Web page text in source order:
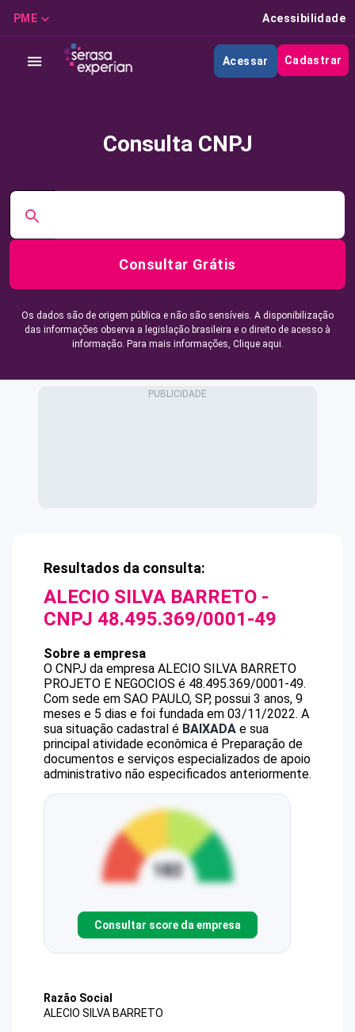
PME Acessibilidade
Acessar Cadastrar
Consulta CNPJ
Consultar Grátis
Os dados são de origem pública e não são sensíveis. A disponibilização
das informações observa a legislação brasileira e o direito de acesso à
informação. Para mais informações, Clique aqui.
Resultados da consulta:
ALECIO SILVA BARRETO -
CNPJ 48.495.369/0001-49
Sobre a empresa
O CNPJ da empresa ALECIO SILVA BARRETO
PROJETO E NEGOCIOS é 48.495.369/0001-49.
Com sede em SAO PAULO, SP, possui 3 anos, 9
meses e 5 dias e foi fundada em 03/11/2022. A
sua situação cadastral é BAIXADA e sua
principal atividade econômica é Preparação de
documentos e serviços especializados de apoio
administrativo não especificados anteriormente.
Consultar score da empresa
Razão Social
ALECIO SILVA BARRETO